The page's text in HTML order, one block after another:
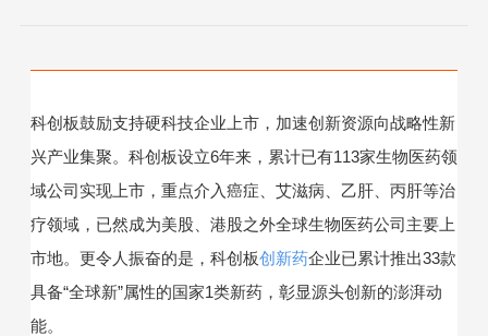
科创板鼓励支持硬科技企业上市，加速创新资源向战略性新
兴产业集聚。科创板设立6年来，累计已有113家生物医药领
域公司实现上市，重点介入癌症、艾滋病、乙肝、丙肝等治
疗领域，已然成为美股、港股之外全球生物医药公司主要上
市地。更令人振奋的是，科创板创新药企业已累计推出33款
具备“全球新”属性的国家1类新药，彰显源头创新的澎湃动
能。